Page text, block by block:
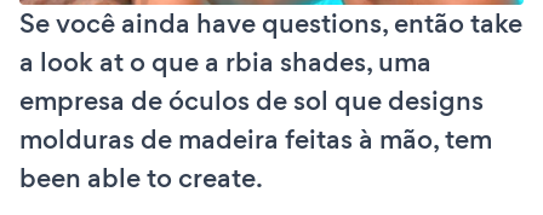
Se você ainda have questions, então take
a look at o que a rbia shades, uma
empresa de óculos de sol que designs
molduras de madeira feitas à mão, tem
been able to create.